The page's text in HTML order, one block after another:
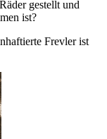
gestellt und
ist?
Frevler ist